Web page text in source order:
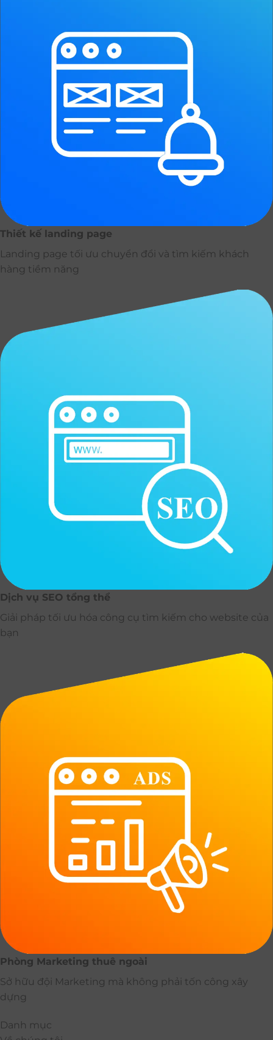
Thiết kế landing page
Landing page tối ưu chuyển đổi và tìm kiếm khách
hàng tiềm năng
Dịch vụ SEO tổng thể
Giải pháp tối ưu hóa công cụ tìm kiếm cho website của
bạn
Phòng Marketing thuê ngoài
Sở hữu đội Marketing mà không phải tốn công xây
dựng
Danh mục